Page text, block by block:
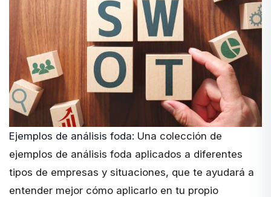
Ejemplos de análisis foda: Una colección de
ejemplos de análisis foda aplicados a diferentes
tipos de empresas y situaciones, que te ayudará a
entender mejor cómo aplicarlo en tu propio